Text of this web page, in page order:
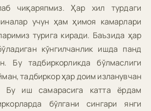
чиқаряпмиз. Ҳар хил турдаги
учун ҳам ҳимоя камарлари
турига киради. Баъзида ҳар
кўнгилчанлик ишда панд
Бу тадбиркорликда бўлмаслиги
тадбиркор ҳар доим изланувчан
Бу иш самарасига катта ёрдам
бўлгани сингари янги